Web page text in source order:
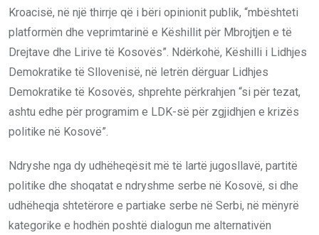
Kroacisë, në një thirrje që i bëri opinionit publik, “mbështeti
platformën dhe veprimtarinë e Këshillit për Mbrojtjen e të
Drejtave dhe Lirive të Kosovës”. Ndërkohë, Këshilli i Lidhjes
Demokratike të Sllovenisë, në letrën dërguar Lidhjes
Demokratike të Kosovës, shprehte përkrahjen “si për tezat,
ashtu edhe për programim e LDK-së për zgjidhjen e krizës
politike në Kosovë”.
Ndryshe nga dy udhëheqësit më të lartë jugosllavë, partitë
politike dhe shoqatat e ndryshme serbe në Kosovë, si dhe
udhëheqja shtetërore e partiake serbe në Serbi, në mënyrë
kategorike e hodhën poshtë dialogun me alternativën